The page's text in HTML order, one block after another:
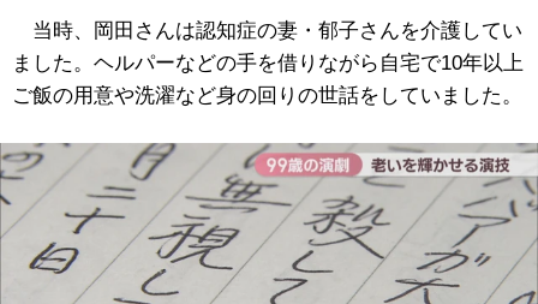
当時、岡田さんは認知症の妻・郁子さんを介護してい
ました。ヘルパーなどの手を借りながら自宅で10年以上
ご飯の用意や洗濯など身の回りの世話をしていました。